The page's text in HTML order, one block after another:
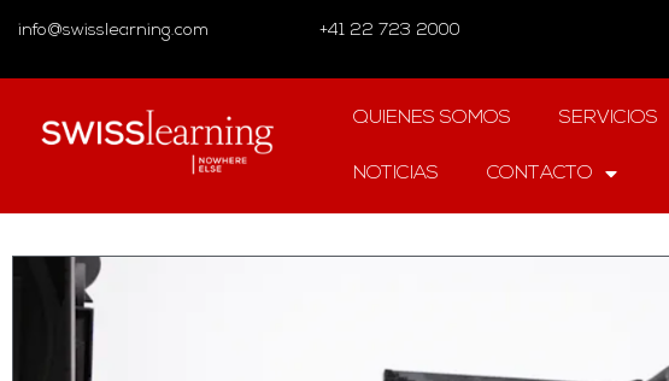
info@swisslearning.com +41 22 723 2000
QUIENES SOMOS SERVICIOS
NOTICIAS CONTACTO